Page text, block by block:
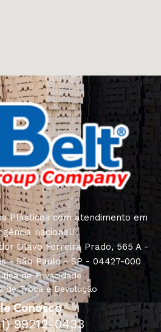
Plásticos com atendimento em
nacional!
Olavo Ferreira Prado, 565 A -
- São Paulo - SP - 04427-000
de Privacidade
de Troca e Devolução
Conosco
99212-0433